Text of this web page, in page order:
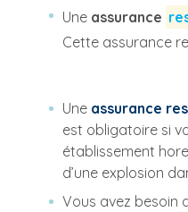
Une assurance
Cette assurance
Une assurance
est obligatoire si
établissement
d’une explosion
Vous avez besoin